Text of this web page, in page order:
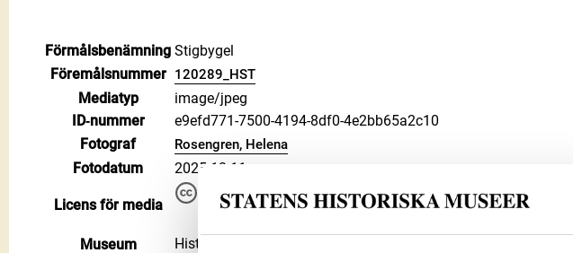
Förmålsbenämning Stigbygel
Föremålsnummer 120289_HST
Mediatyp
image/jpeg
ID‑nummer
e9efd771-7500-4194-8df0-4e2bb65a2c10
Fotograf
Rosengren, Helena
Fotodatum 2025-12-11
Licens för media
kommersiella, så länge du anger upphovsperson och
Museum Historiska museet